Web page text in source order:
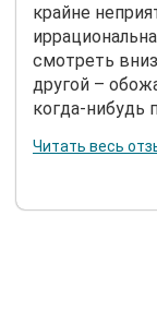
крайне
смотреть
другой –
когда-нибудь
Читать весь